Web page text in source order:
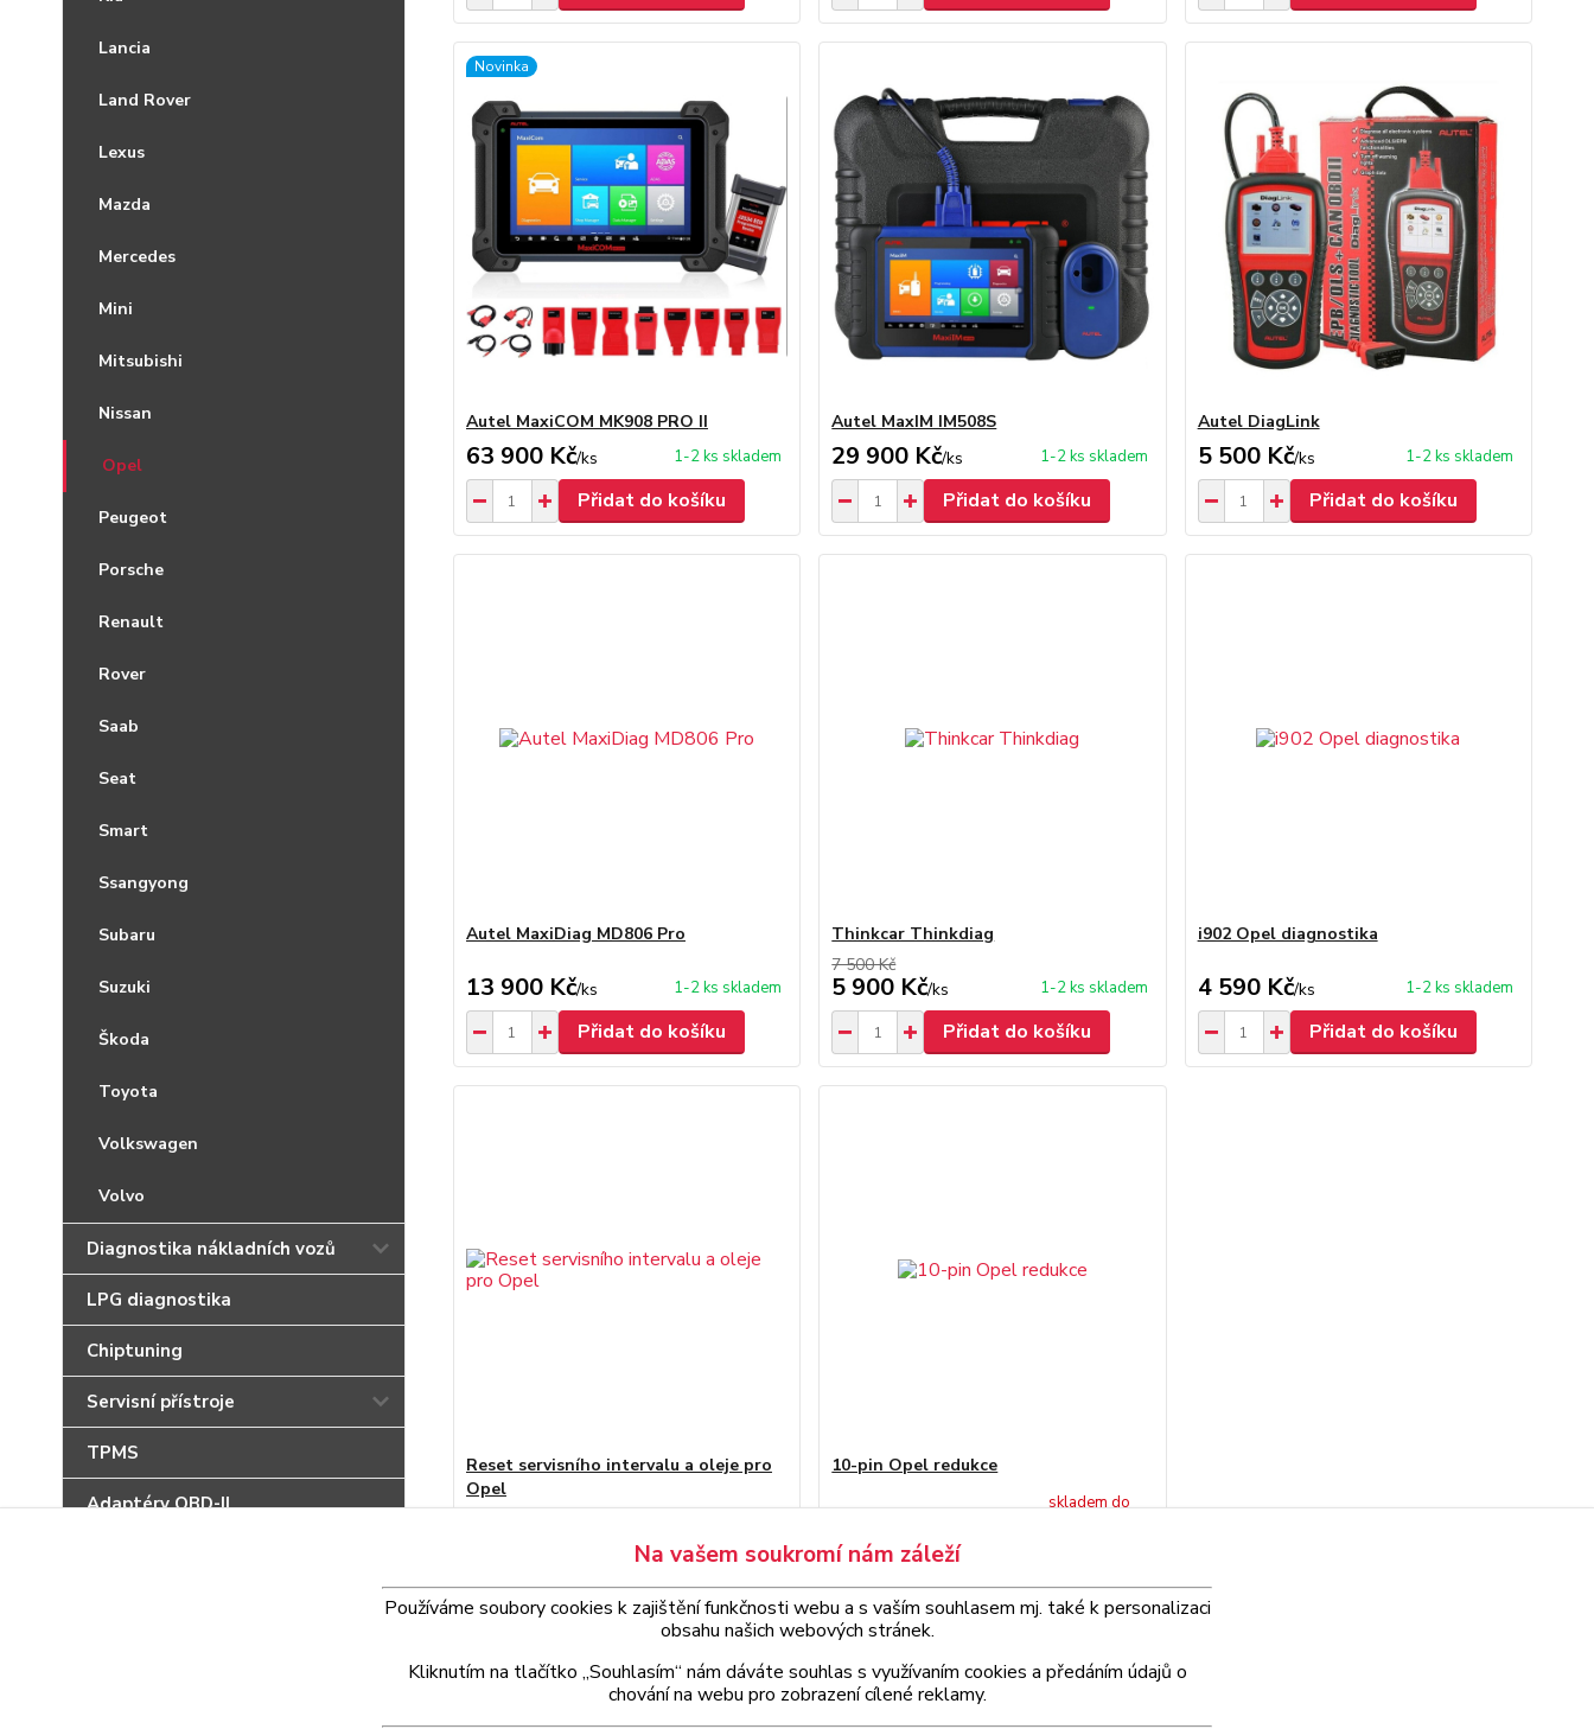
Lancia
Land Rover
Lexus
Mazda
Mercedes
Mini
Mitsubishi
Nissan
Opel
Peugeot
Porsche
Renault
Rover
Saab
Seat
Smart
Ssangyong
Subaru
Suzuki
Škoda
Toyota
Volkswagen
Volvo
Diagnostika nákladních vozů
LPG diagnostika
Chiptuning
Servisní přístroje
TPMS
Adaptéry OBD-II
Novinka
Autel MaxiCOM MK908 PRO II
63 900 Kč/ks 1-2 ks skladem
Přidat do košíku
Autel MaxIM IM508S
29 900 Kč/ks 1-2 ks skladem
Přidat do košíku
Autel DiagLink
5 500 Kč/ks 1-2 ks skladem
Přidat do košíku
Autel MaxiDiag MD806 Pro
13 900 Kč/ks 1-2 ks skladem
Přidat do košíku
Thinkcar Thinkdiag
7 500 Kč
5 900 Kč/ks 1-2 ks skladem
Přidat do košíku
i902 Opel diagnostika
4 590 Kč/ks 1-2 ks skladem
Přidat do košíku
Reset servisního intervalu a oleje pro
Opel
Přidat do košíku
10-pin Opel redukce
skladem do
Přidat do košíku
Na vašem soukromí nám záleží
Používáme soubory cookies k zajištění funkčnosti webu a s vaším souhlasem mj. také k personalizaci
obsahu našich webových stránek.
Kliknutím na tlačítko „Souhlasím“ nám dáváte souhlas s využívaním cookies a předáním údajů o
chování na webu pro zobrazení cílené reklamy.